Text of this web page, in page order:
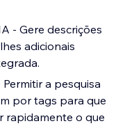
- Gere descrições
adicionais
a pesquisa
por tags para que
rapidamente o que